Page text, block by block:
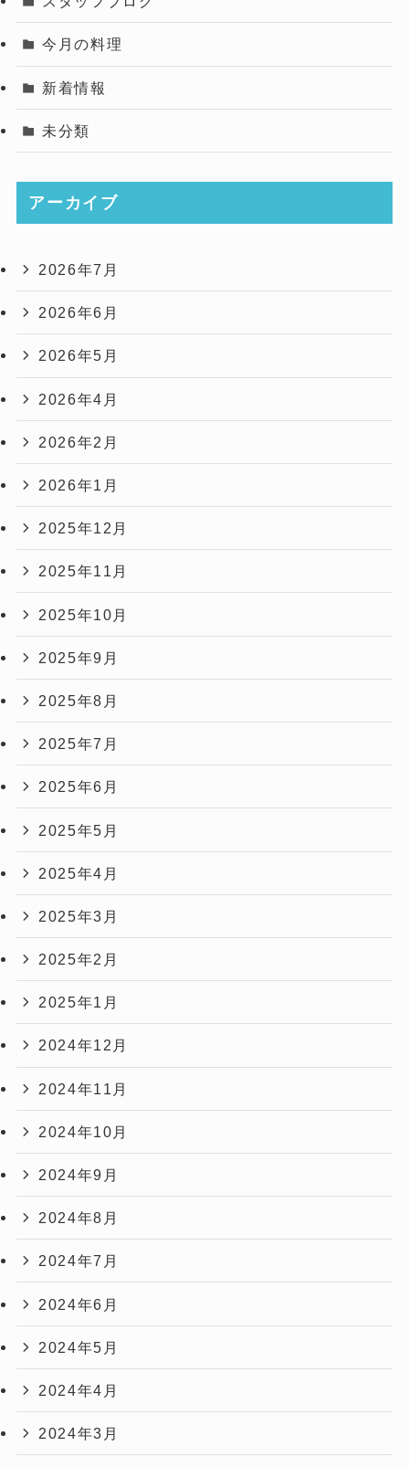
今月の料理
新着情報
未分類
アーカイブ
2026年7月
2026年6月
2026年5月
2026年4月
2026年2月
2026年1月
2025年12月
2025年11月
2025年10月
2025年9月
2025年8月
2025年7月
2025年6月
2025年5月
2025年4月
2025年3月
2025年2月
2025年1月
2024年12月
2024年11月
2024年10月
2024年9月
2024年8月
2024年7月
2024年6月
2024年5月
2024年4月
2024年3月